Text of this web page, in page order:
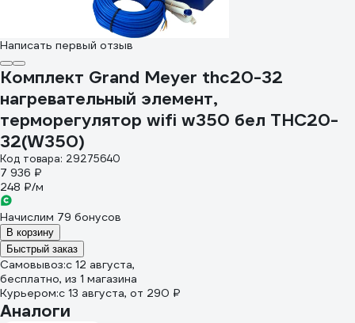
Написать первый отзыв
Комплект Grand Meyer thc20-32
нагревательный элемент,
терморегулятор wifi w350 бел THC20-
32(W350)
Код товара: 29275640
7 936 ₽
248 ₽/м
Начислим 79 бонусов
В корзину
Быстрый заказ
Самовывоз:c 12 августа,
бесплатно, из 1 магазина
Курьером:c 13 августа, от 290 ₽
Аналоги